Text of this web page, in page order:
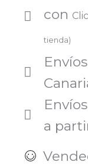
con
tienda)
a